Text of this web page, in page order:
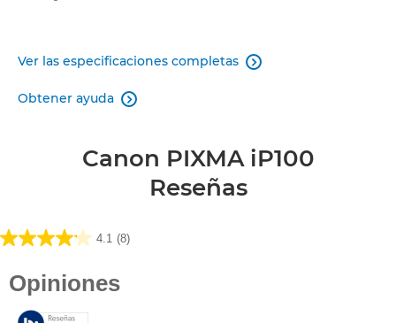
Ver las especificaciones completas 
Obtener ayuda 
Canon PIXMA iP100
Reseñas
4.1 (8)
4.1
estrellas.